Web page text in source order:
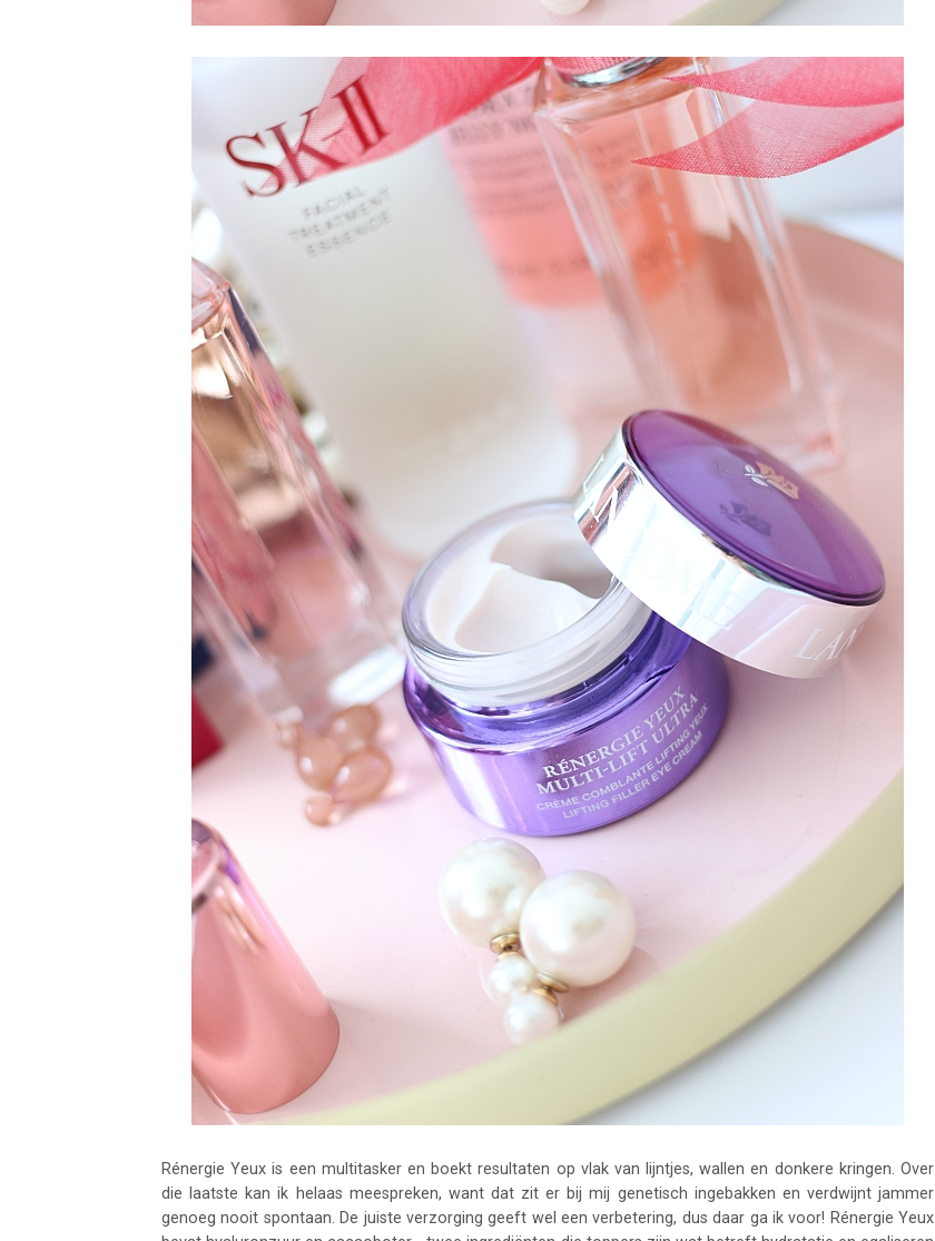
Rénergie Yeux is een multitasker en boekt resultaten op vlak van lijntjes, wallen en donkere kringen. Over
die laatste kan ik helaas meespreken, want dat zit er bij mij genetisch ingebakken en verdwijnt jammer
genoeg nooit spontaan. De juiste verzorging geeft wel een verbetering, dus daar ga ik voor! Rénergie Yeux